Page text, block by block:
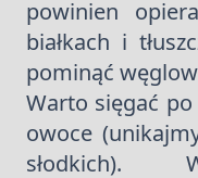
powinien
białkach i
pominąć
Warto sięgać
owoce
słodkich).